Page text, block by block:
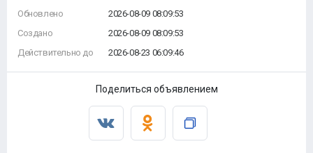
Обновлено
Создано
Действительно до
2026-08-09 08:09:53
2026-08-09 08:09:53
2026-08-23 06:09:46
Поделиться объявлением